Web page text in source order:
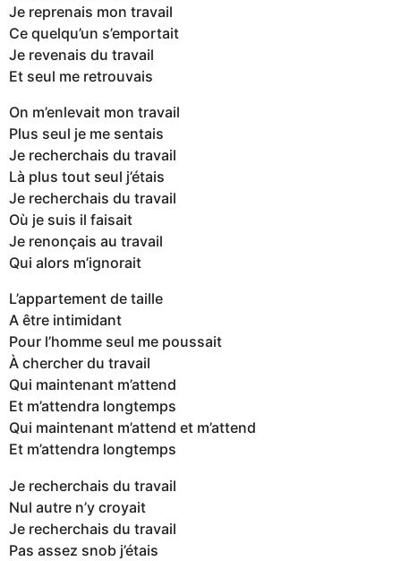
Je reprenais mon travail
Ce quelqu’un s’emportait
Je revenais du travail
Et seul me retrouvais
On m’enlevait mon travail
Plus seul je me sentais
Je recherchais du travail
Là plus tout seul j’étais
Je recherchais du travail
Où je suis il faisait
Je renonçais au travail
Qui alors m’ignorait
L’appartement de taille
A être intimidant
Pour l’homme seul me poussait
À chercher du travail
Qui maintenant m’attend
Et m’attendra longtemps
Qui maintenant m’attend et m’attend
Et m’attendra longtemps
Je recherchais du travail
Nul autre n’y croyait
Je recherchais du travail
Pas assez snob j’étais